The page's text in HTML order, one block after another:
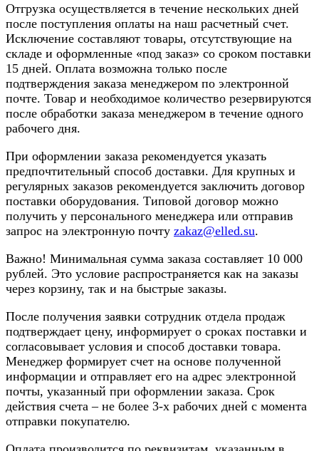
Отгрузка осуществляется в течение нескольких дней
после поступления оплаты на наш расчетный счет.
Исключение составляют товары, отсутствующие на
складе и оформленные «под заказ» со сроком поставки
15 дней. Оплата возможна только после
подтверждения заказа менеджером по электронной
почте. Товар и необходимое количество резервируются
после обработки заказа менеджером в течение одного
рабочего дня.
При оформлении заказа рекомендуется указать
предпочтительный способ доставки. Для крупных и
регулярных заказов рекомендуется заключить договор
поставки оборудования. Типовой договор можно
получить у персонального менеджера или отправив
запрос на электронную почту zakaz@elled.su.
Важно! Минимальная сумма заказа составляет 10 000
рублей. Это условие распространяется как на заказы
через корзину, так и на быстрые заказы.
После получения заявки сотрудник отдела продаж
подтверждает цену, информирует о сроках поставки и
согласовывает условия и способ доставки товара.
Менеджер формирует счет на основе полученной
информации и отправляет его на адрес электронной
почты, указанный при оформлении заказа. Срок
действия счета – не более 3-х рабочих дней с момента
отправки покупателю.